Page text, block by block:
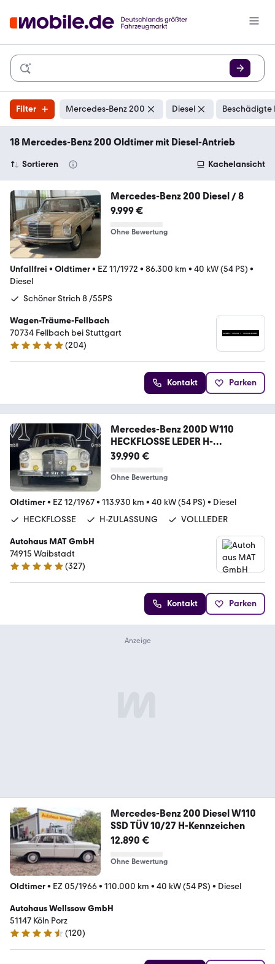
Filter Mercedes-Benz 200 Diesel Beschädigte
18 Mercedes-Benz 200 Oldtimer mit Diesel-Antrieb
Sortieren Kachelansicht
Mercedes-Benz 200 Diesel / 8
9.999 €
Ohne Bewertung
Unfallfrei • Oldtimer• EZ 11/1972 • 86.300 km • 40 kW (54 PS) •
Diesel
Schöner Strich 8 /55PS
Wagen-Träume-Fellbach
70734 Fellbach bei Stuttgart
5 Sterne
(204)
Kontakt Parken
Mercedes-Benz 200D W110
HECKFLOSSE LEDER H-
ZULASSUNG GEPFLEGT
39.990 €
Ohne Bewertung
Oldtimer• EZ 12/1967• 113.930 km • 40 kW (54 PS) • Diesel
HECKFLOSSE
H-ZULASSUNG VOLLLEDER
Autohaus MAT GmbH
74915 Waibstadt
4.9 Sterne
(327)
Kontakt Parken
Mercedes-Benz 200 Diesel W110
SSD TÜV 10/27 H-Kennzeichen
12.890 €
Ohne Bewertung
Oldtimer• EZ 05/1966• 110.000 km • 40 kW (54 PS) • Diesel
Autohaus Wellssow GmbH
51147 Köln Porz
4.5 Sterne
(120)